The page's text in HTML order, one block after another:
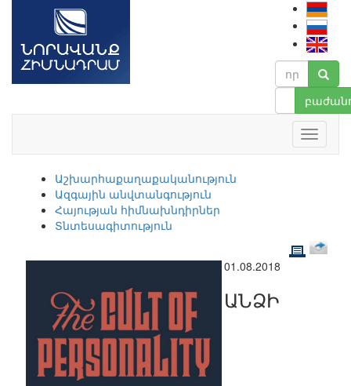
Աշխարհաքաղաքականություն
Ազգային անվտանգություն
Հայության հիմնախնդիրներ
Տնտեսագիտություն
01.08.2018
ԱՆՁԻ